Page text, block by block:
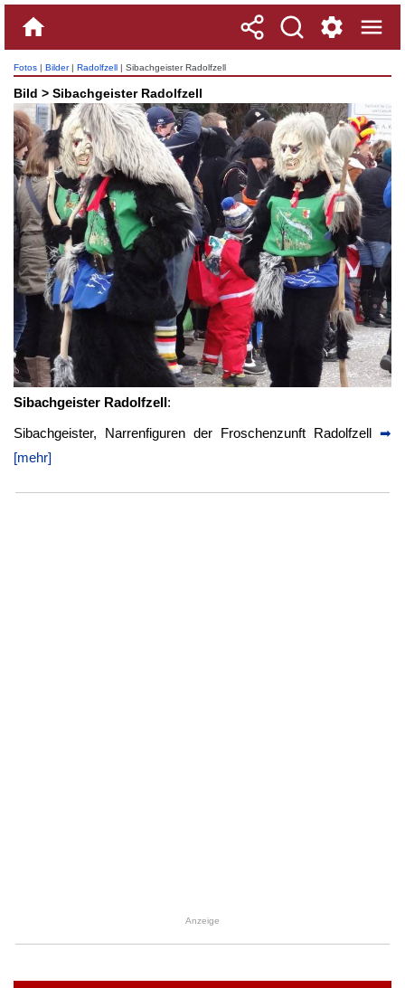
Fotos | Bilder| Radolfzell | Sibachgeister Radolfzell
Bild > Sibachgeister Radolfzell
Sibachgeister Radolfzell:
Sibachgeister, Narrenfiguren der Froschenzunft Radolfzell ➡
[mehr]
Anzeige